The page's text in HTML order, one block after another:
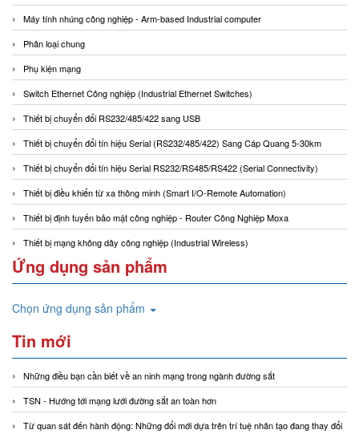
Máy tính nhúng công nghiệp - Arm-based Industrial computer
Phân loại chung
Phụ kiện mạng
Switch Ethernet Công nghiệp (Industrial Ethernet Switches)
Thiết bị chuyển đổi RS232/485/422 sang USB
Thiết bị chuyển đổi tín hiệu Serial (RS232/485/422) Sang Cáp Quang 5-30km
Thiết bị chuyển đổi tín hiệu Serial RS232/RS485/RS422 (Serial Connectivity)
Thiết bị điều khiển từ xa thông minh (Smart I/O-Remote Automation)
Thiết bị định tuyến bảo mật công nghiệp - Router Công Nghiệp Moxa
Thiết bị mạng không dây công nghiệp (Industrial Wireless)
Ứng dụng sản phẩm
Chọn ứng dụng sản phẩm
Tin mới
Những điều bạn cần biết về an ninh mạng trong ngành đường sắt
TSN - Hướng tới mạng lưới đường sắt an toàn hơn
Từ quan sát đến hành động: Những đổi mới dựa trên trí tuệ nhân tạo đang thay đổi